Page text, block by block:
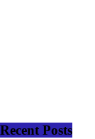
Recent Posts